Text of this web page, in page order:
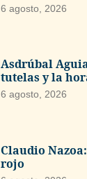
6 agosto, 2026
Asdrúbal
tutelas y la
6 agosto, 2026
Claudio
rojo